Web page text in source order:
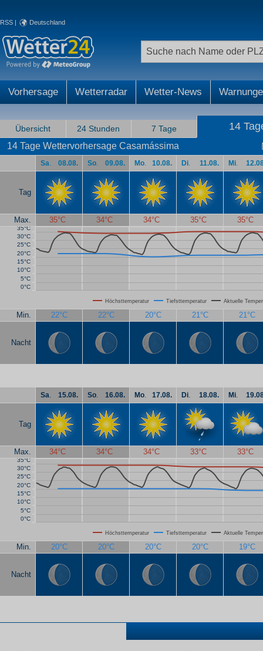
RSS | Deutschland
Vorhersage Wetterradar Wetter-News
Übersicht 24 Stunden 7 Tage 14
14 Tage Wettervorhersage Casamássima
Sa. 08.08. So. 09.08. Mo. 10.08. Di. 11.08. Mi.
Tag
Max. 35°C 34°C 34°C 35°C 35°C
Höchsttemperatur Tiefsttemperatur Aktuelle
0°C
5°C
10°C
15°C
20°C
25°C
30°C
35°C
Min. 22°C 22°C 20°C 21°C 21°C
Nacht
Sa. 15.08. So. 16.08. Mo. 17.08. Di. 18.08. Mi.
Tag
Max. 34°C 34°C 34°C 33°C 33°C
Höchsttemperatur Tiefsttemperatur Aktuelle
0°C
5°C
10°C
15°C
20°C
25°C
30°C
35°C
Min. 20°C 20°C 20°C 20°C 19°C
Nacht